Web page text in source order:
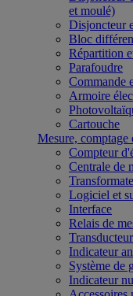
et moulé)
Disjoncteur
Bloc
Répartition
Parafoudre
Commande
Armoire
Cartouche
Mesure, comptage
Compteur
Centrale de
Logiciel et
Interface
Relais de
Indicateur
Système de
Indicateur